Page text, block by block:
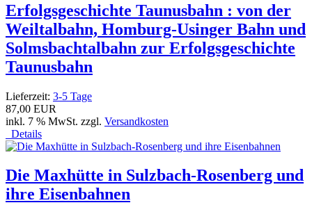
Erfolgsgeschichte Taunusbahn : von der
Weiltalbahn, Homburg-Usinger Bahn und
Solmsbachtalbahn zur Erfolgsgeschichte
Taunusbahn
Lieferzeit: 3-5 Tage
87,00 EUR
inkl. 7 % MwSt. zzgl. Versandkosten
Details
Die Maxhütte in Sulzbach-Rosenberg und
ihre Eisenbahnen